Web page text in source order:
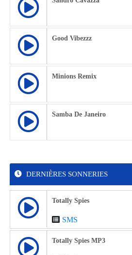
Good Vibezzz
Minions Remix
Samba De Janeiro
DERNIÈRES SONNERIES
Totally Spies
SMS
Totally Spies MP3